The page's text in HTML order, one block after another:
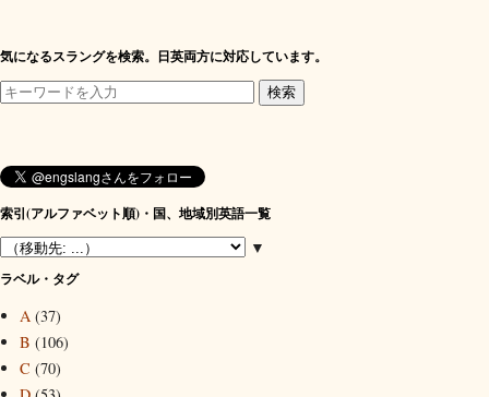
気になるスラングを検索。日英両方に対応しています。
索引(アルファベット順)・国、地域別英語一覧
▼
ラベル・タグ
A (37)
B (106)
C (70)